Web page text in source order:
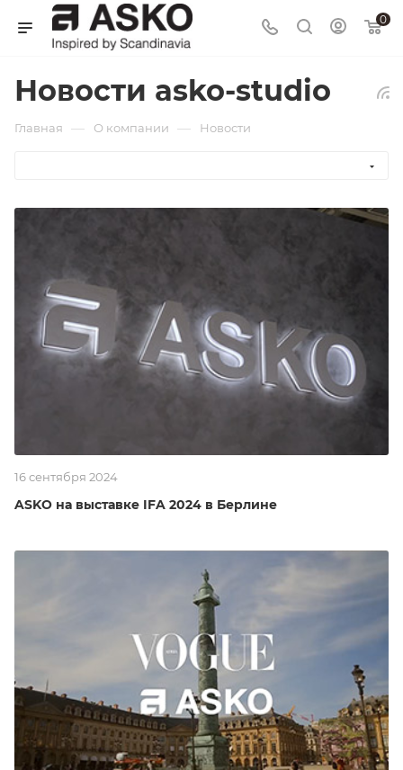
0
Новости asko-studio
Главная — О компании — Новости
16 сентября 2024
ASKO на выставке IFA 2024 в Берлине